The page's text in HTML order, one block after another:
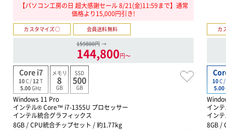
【パソコン工房の日 超大感謝セール 8/21(金)11:59まで】通常
価格より15,000円引き!
カスタマイズ○
会員送料無料
159800円 →
144,800円〜
Core i7
10C / 12 T
5.00GHz
メモリ
8
GB
SSD
500
GB
Windows 11 Pro
インテル® Core™ i7-1355U プロセッサー
インテル統合グラフィックス
8GB / CPU統合チップセット / 約1.77kg
カ
10C /
5.00
イン
イン
8GB /